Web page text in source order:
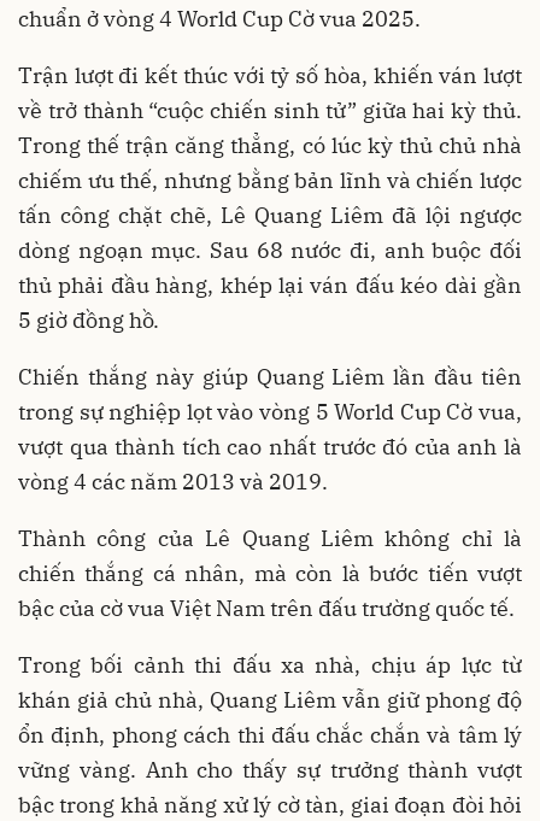
chuẩn ở vòng 4 World Cup Cờ vua 2025.
Trận lượt đi kết thúc với tỷ số hòa, khiến ván lượt
về trở thành “cuộc chiến sinh tử” giữa hai kỳ thủ.
Trong thế trận căng thẳng, có lúc kỳ thủ chủ nhà
chiếm ưu thế, nhưng bằng bản lĩnh và chiến lược
tấn công chặt chẽ, Lê Quang Liêm đã lội ngược
dòng ngoạn mục. Sau 68 nước đi, anh buộc đối
thủ phải đầu hàng, khép lại ván đấu kéo dài gần
5 giờ đồng hồ.
Chiến thắng này giúp Quang Liêm lần đầu tiên
trong sự nghiệp lọt vào vòng 5 World Cup Cờ vua,
vượt qua thành tích cao nhất trước đó của anh là
vòng 4 các năm 2013 và 2019.
Thành công của Lê Quang Liêm không chỉ là
chiến thắng cá nhân, mà còn là bước tiến vượt
bậc của cờ vua Việt Nam trên đấu trường quốc tế.
Trong bối cảnh thi đấu xa nhà, chịu áp lực từ
khán giả chủ nhà, Quang Liêm vẫn giữ phong độ
ổn định, phong cách thi đấu chắc chắn và tâm lý
vững vàng. Anh cho thấy sự trưởng thành vượt
bậc trong khả năng xử lý cờ tàn, giai đoạn đòi hỏi